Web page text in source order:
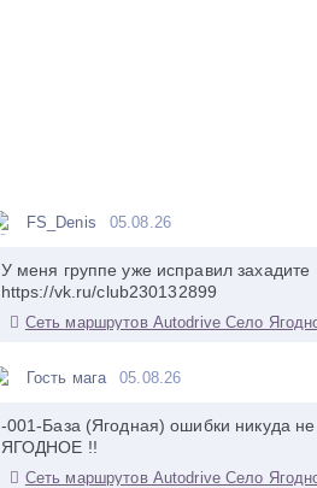
FS_Denis 05.08.26
У меня группе уже исправил захадите
https://vk.ru/club230132899
Сеть маршрутов Autodrive Село
Гость мага 05.08.26
-001-База (Ягодная) ошибки никуда
ЯГОДНОЕ !!
Сеть маршрутов Autodrive Село